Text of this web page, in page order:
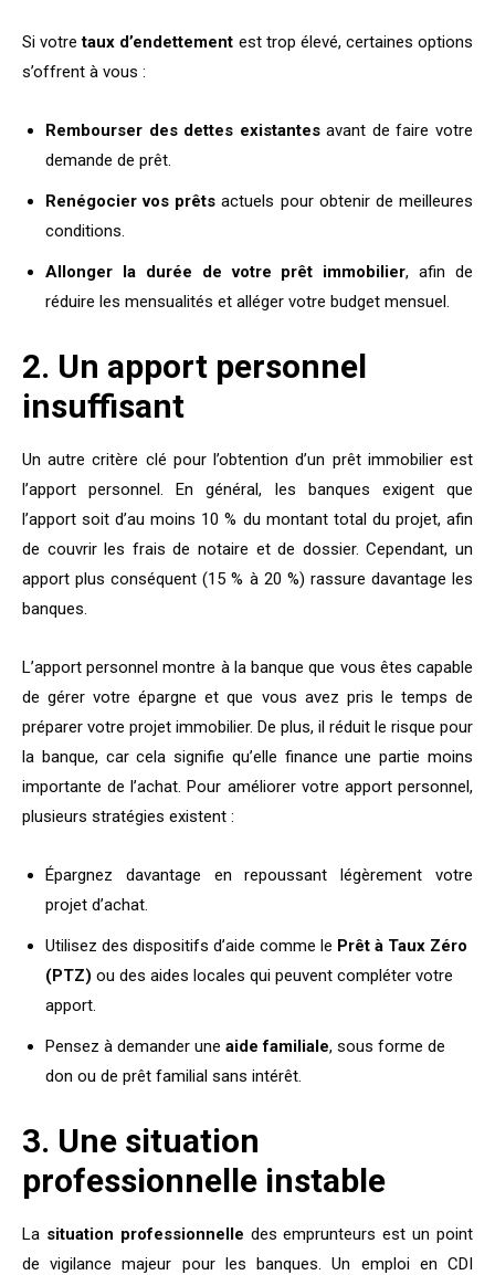
Si votretaux d’endettement est trop élevé, certaines options
s’offrent à vous :
Rembourser des dettes existantesavant de faire votre
demande de prêt.
Renégocier vos prêts actuels pour obtenir de meilleures
conditions.
Allonger la durée de votre prêt immobilier, afin de
réduire les mensualités et alléger votre budget mensuel.
2. Un apport personnel
insuffisant
Un autre critère clé pour l’obtention d’un prêt immobilier est
l’apport personnel. En général, les banques exigent que
l’apport soit d’au moins 10 % du montant total du projet, afin
de couvrir les frais de notaire et de dossier. Cependant, un
apport plus conséquent (15 % à 20 %) rassure davantage les
banques.
L’apport personnel montre à la banque que vous êtes capable
de gérer votre épargne et que vous avez pris le temps de
préparer votre projet immobilier. De plus, il réduit le risque pour
la banque, car cela signifie qu’elle finance une partie moins
importante de l’achat. Pour améliorer votre apport personnel,
plusieurs stratégies existent :
Épargnez davantage en repoussant légèrement votre
projet d’achat.
Utilisez des dispositifs d’aide comme le Prêt à Taux Zéro
(PTZ) ou des aides locales qui peuvent compléter votre
apport.
Pensez à demander une aide familiale, sous forme de
don ou de prêt familial sans intérêt.
3. Une situation
professionnelle instable
La situation professionnelle des emprunteurs est un point
de vigilance majeur pour les banques. Un emploi en CDI